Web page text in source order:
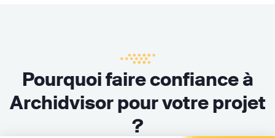
Pourquoi faire confiance à
Archidvisor pour votre projet
?